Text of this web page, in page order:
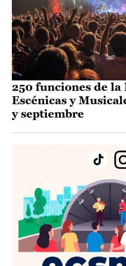
250 funciones de la
Escénicas y
y septiembre